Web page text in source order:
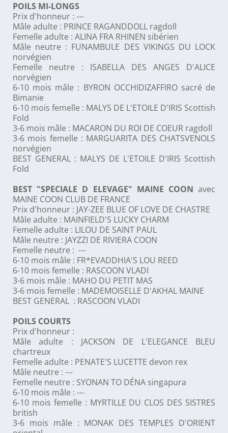
POILS MI-LONGS
Prix d'honneur : ---
Mâle adulte : PRINCE RAGANDDOLL ragdoll
Femelle adulte : ALINA FRA RHINEN sibérien
Mâle neutre : FUNAMBULE DES VIKINGS DU LOCK
norvégien
Femelle neutre : ISABELLA DES ANGES D'ALICE
norvégien
6-10 mois mâle : BYRON OCCHIDIZAFFIRO sacré de
Bimanie
6-10 mois femelle : MALYS DE L'ETOILE D'IRIS Scottish
Fold
3-6 mois mâle : MACARON DU ROI DE COEUR ragdoll
3-6 mois femelle : MARGUARITA DES CHATSVENOLS
norvégien
BEST GENERAL : MALYS DE L'ETOILE D'IRIS Scottish
Fold
BEST "SPECIALE D ELEVAGE" MAINE COON avec
MAINE COON CLUB DE FRANCE
Prix d'honneur : JAY-ZEE BLUE OF LOVE DE CHASTRE
Mâle adulte : MAINFIELD'S LUCKY CHARM
Femelle adulte : LILOU DE SAINT PAUL
Mâle neutre : JAYZZI DE RIVIERA COON
Femelle neutre : ---
6-10 mois mâle : FR*EVADDHIA'S LOU REED
6-10 mois femelle : RASCOON VLADI
3-6 mois mâle : MAHO DU PETIT MAS
3-6 mois femelle : MADEMOISELLE D'AKHAL MAINE
BEST GENERAL : RASCOON VLADI
POILS COURTS
Prix d'honneur :
Mâle adulte : JACKSON DE L'ELEGANCE BLEU
chartreux
Femelle adulte : PENATE'S LUCETTE devon rex
Mâle neutre : ---
Femelle neutre : SYONAN TO DÉNA singapura
6-10 mois mâle : ---
6-10 mois femelle : MYRTILLE DU CLOS DES SISTRES
british
3-6 mois mâle : MONAK DES TEMPLES D'ORIENT